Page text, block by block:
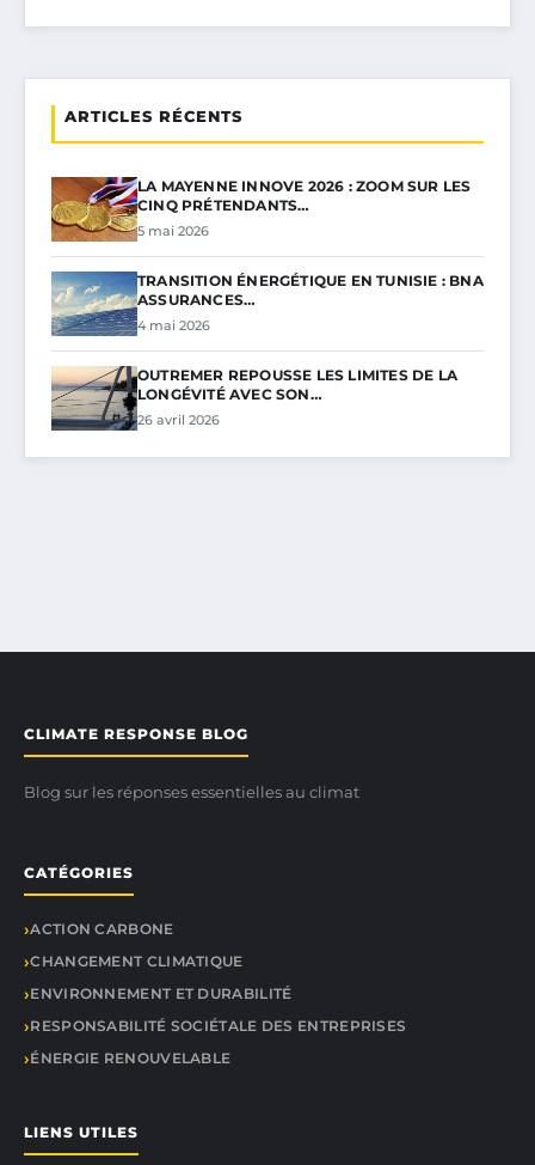
ARTICLES RÉCENTS
LA MAYENNE INNOVE 2026 : ZOOM SUR LES
CINQ PRÉTENDANTS…
5 mai 2026
TRANSITION ÉNERGÉTIQUE EN TUNISIE : BNA
ASSURANCES…
4 mai 2026
OUTREMER REPOUSSE LES LIMITES DE LA
LONGÉVITÉ AVEC SON…
26 avril 2026
CLIMATE RESPONSE BLOG
Blog sur les réponses essentielles au climat
CATÉGORIES
ACTION CARBONE
CHANGEMENT CLIMATIQUE
ENVIRONNEMENT ET DURABILITÉ
RESPONSABILITÉ SOCIÉTALE DES ENTREPRISES
ÉNERGIE RENOUVELABLE
LIENS UTILES